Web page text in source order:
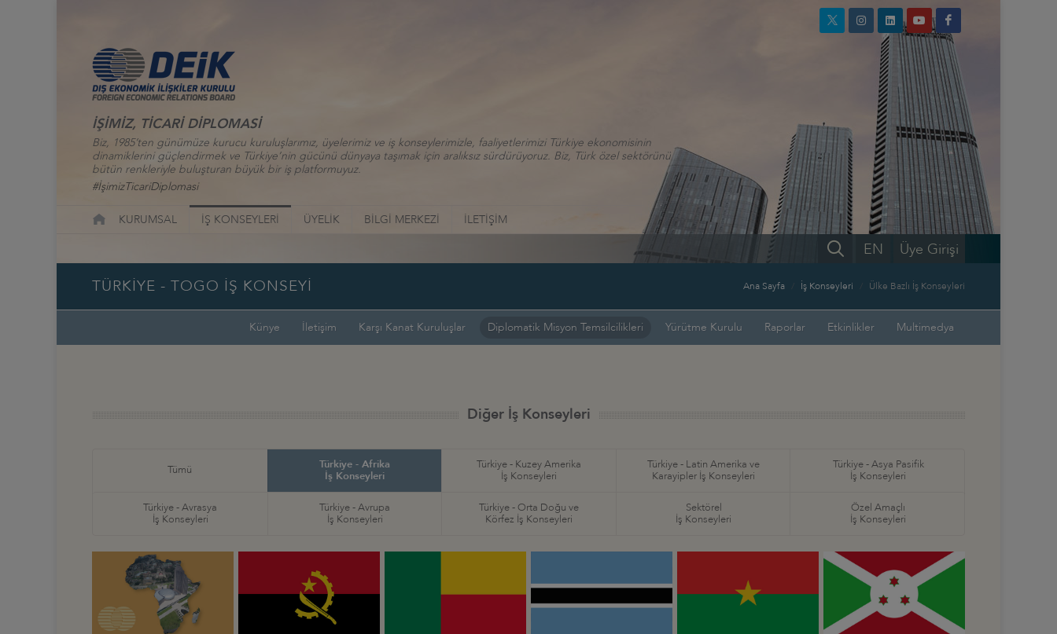
İŞİMİZ, TİCARİ DİPLOMASİ
Biz, 1985’ten günümüze kurucu kuruluşlarımız, üyelerimiz ve iş konseylerimizle, faaliyetlerimizi Türkiye ekonomisinin
dinamiklerini güçlendirmek ve Türkiye’nin gücünü dünyaya taşımak için aralıksız sürdürüyoruz. Biz, Türk özel sektörünü
bütün renkleriyle buluşturan büyük bir iş platformuyuz.
#İşimizTicariDiplomasi
KURUMSAL İŞ KONSEYLERİ ÜYELİK BİLGİ MERKEZİ İLETİŞİM
Üye Girişi
EN
TÜRKİYE - TOGO İŞ KONSEYİ Ana Sayfa İş Konseyleri Ülke Bazlı İş Konseyleri
Künye İletişim Karşı Kanat Kuruluşlar Diplomatik Misyon Temsilcilikleri Yürütme Kurulu Raporlar Etkinlikler Multimedya
Diğer İş Konseyleri
Tümü
Türkiye - Afrika
İş Konseyleri
Türkiye - Kuzey Amerika
İş Konseyleri
Türkiye - Latin Amerika ve
Karayipler İş Konseyleri
Türkiye - Asya Pasifik
İş Konseyleri
Türkiye - Avrasya
İş Konseyleri
Türkiye - Avrupa
İş Konseyleri
Türkiye - Orta Doğu ve
Körfez İş Konseyleri
Sektörel
İş Konseyleri
Özel Amaçlı
İş Konseyleri